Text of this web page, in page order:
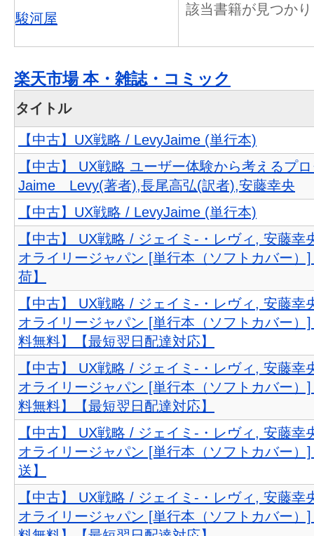
駿河屋
該当書籍が見つか
楽天市場 本・雑誌・コミック
タイトル
【中古】UX戦略 / LevyJaime (単行本)
【中古】 UX戦略 ユーザー体験から考えるプ
Jaime Levy(著者),長尾高弘(訳者),安藤幸央
【中古】UX戦略 / LevyJaime (単行本)
【中古】 UX戦略 / ジェイミ-・レヴィ, 安藤幸
オライリージャパン [単行本（ソフトカバー）
荷】
【中古】 UX戦略 / ジェイミ-・レヴィ, 安藤幸
オライリージャパン [単行本（ソフトカバー）
料無料】【最短翌日配達対応】
【中古】 UX戦略 / ジェイミ-・レヴィ, 安藤幸
オライリージャパン [単行本（ソフトカバー）
料無料】【最短翌日配達対応】
【中古】 UX戦略 / ジェイミ-・レヴィ, 安藤幸
オライリージャパン [単行本（ソフトカバー）
送】
【中古】 UX戦略 / ジェイミ-・レヴィ, 安藤幸
オライリージャパン [単行本（ソフトカバー）